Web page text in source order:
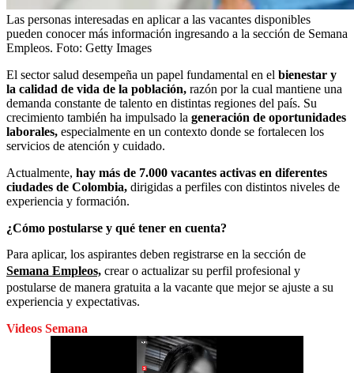
Las personas interesadas en aplicar a las vacantes disponibles
pueden conocer más información ingresando a la sección de Semana
Empleos. Foto: Getty Images
El sector salud desempeña un papel fundamental en el bienestar y
la calidad de vida de la población, razón por la cual mantiene una
demanda constante de talento en distintas regiones del país. Su
crecimiento también ha impulsado la generación de oportunidades
laborales, especialmente en un contexto donde se fortalecen los
servicios de atención y cuidado.
Actualmente, hay más de 7.000 vacantes activas en diferentes
ciudades de Colombia, dirigidas a perfiles con distintos niveles de
experiencia y formación.
¿Cómo postularse y qué tener en cuenta?
Para aplicar, los aspirantes deben registrarse en la sección de
Semana Empleos, crear o actualizar su perfil profesional y
postularse de manera gratuita a la vacante que mejor se ajuste a su
experiencia y expectativas.
Videos Semana